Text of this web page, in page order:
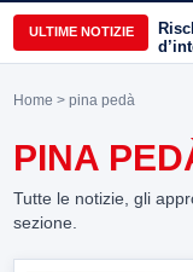
ULTIME NOTIZIE
Home > pina pedà
PINA
Tutte le notizie, gli
sezione.